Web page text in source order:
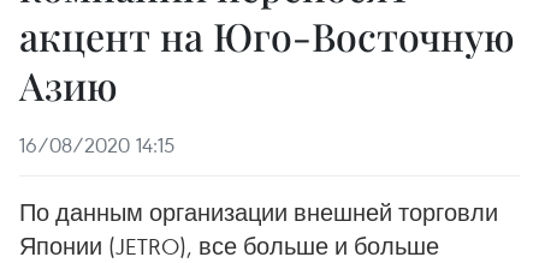
акцент на Юго-Восточную
Азию
16/08/2020 14:15
По данным организации внешней торговли
Японии (JETRO), все больше и больше